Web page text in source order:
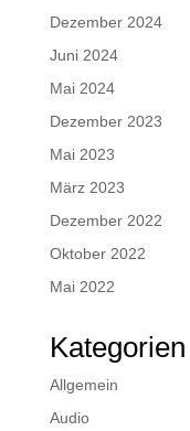
Dezember 2024
Juni 2024
Mai 2024
Dezember 2023
Mai 2023
März 2023
Dezember 2022
Oktober 2022
Mai 2022
Kategorien
Allgemein
Audio